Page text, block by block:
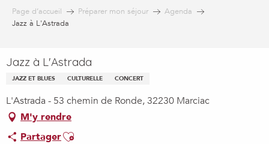
Page d’accueil Préparer mon séjour
Agenda
Jazz à L'Astrada
Jazz à L'Astrada
JAZZ ET BLUES CULTURELLE CONCERT
L'Astrada - 53 chemin de Ronde, 32230 Marciac
M'y rendre
PartagerAjouter aux favoris